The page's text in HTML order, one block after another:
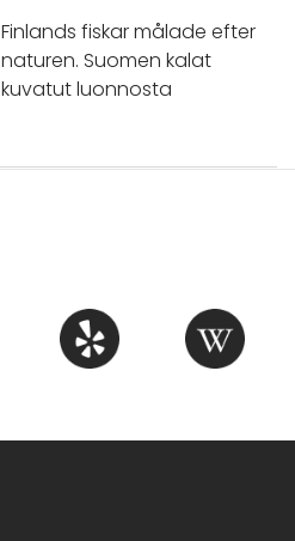
Finlands fiskar målade efter
naturen. Suomen kalat
kuvatut luonnosta